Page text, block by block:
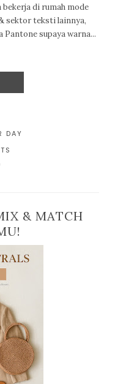
di rumah mode
sektor teksti lainnya,
Pantone supaya warna...
DAY
& MATCH